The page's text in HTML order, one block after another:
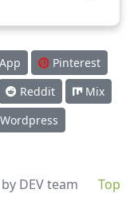
Pinterest
Reddit
Mix
Wordpress
Top
DEV team